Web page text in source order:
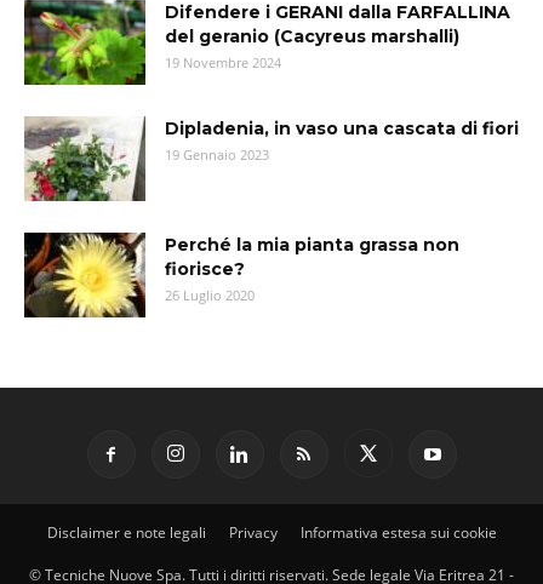
Difendere i GERANI dalla FARFALLINA
del geranio (Cacyreus marshalli)
19 Novembre 2024
Dipladenia, in vaso una cascata di fiori
19 Gennaio 2023
Perché la mia pianta grassa non
fiorisce?
26 Luglio 2020
Disclaimer e note legali Privacy Informativa estesa sui cookie
© Tecniche Nuove Spa. Tutti i diritti riservati. Sede legale Via Eritrea 21 -